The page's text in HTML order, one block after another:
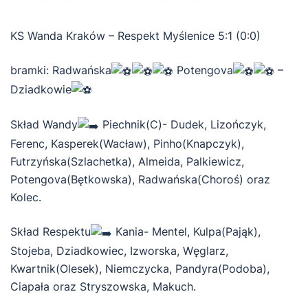
KS Wanda Kraków – Respekt Myślenice 5:1 (0:0)
bramki: Radwańska Potengova
–
Dziadkowie
Skład Wandy
Piechnik(C)- Dudek, Lizończyk,
Ferenc, Kasperek(Wacław), Pinho(Knapczyk),
Futrzyńska(Szlachetka), Almeida, Palkiewicz,
Potengova(Bętkowska), Radwańska(Choroś) oraz
Kolec.
Skład Respektu
Kania- Mentel, Kulpa(Pająk),
Stojeba, Dziadkowiec, Izworska, Węglarz,
Kwartnik(Olesek), Niemczycka, Pandyra(Podoba),
Ciapała oraz Stryszowska, Makuch.